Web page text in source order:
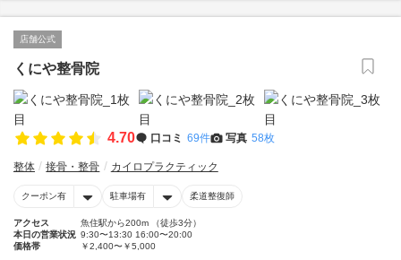
店舗公式
くにや整骨院
4.70 口コミ 69件 写真 58枚
整体 接骨・整骨 カイロプラクティック
クーポン有 駐車場有 柔道整復師
アクセス
魚住駅から200m （徒歩3分）
本日の営業状況 9:30〜13:30 16:00〜20:00
価格帯
￥2,400〜￥5,000